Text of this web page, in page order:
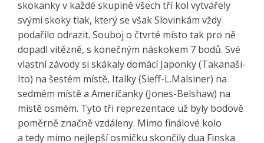
skokanky v každé skupině všech tří kol vytvářely
svými skoky tlak, který se však Slovinkám vždy
podařilo odrazit. Souboj o čtvrté místo tak pro ně
dopadl vítězně, s konečným náskokem 7 bodů. Své
vlastní závody si skákaly domácí Japonky (Takanaši-
Ito) na šestém místě, Italky (Sieff-L.Malsiner) na
sedmém místě a Američanky (Jones-Belshaw) na
místě osmém. Tyto tři reprezentace už byly bodově
poměrně značně vzdáleny. Mimo finálové kolo
a tedy mimo nejlepší osmičku skončily dua Finska